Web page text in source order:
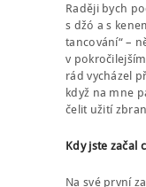
Raději bych
s džó a s
tancování“ –
v
rád vycházel
když na mne
čelit užití
Kdy jste začal
Na své první